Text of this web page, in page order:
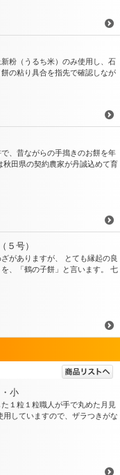
粉（うるち米）のみ使用し、石
の粘り具合を指先で確認しなが
、昔ながらの手搗きのお餅を年
田県の契約農家が丹誠込めて育
５号）
がありますが、 とても縁起の良
、「鶴の子餅」と言います。 七
小
１粒１粒職人が手で丸めた月見
していますので、ザラつきがな